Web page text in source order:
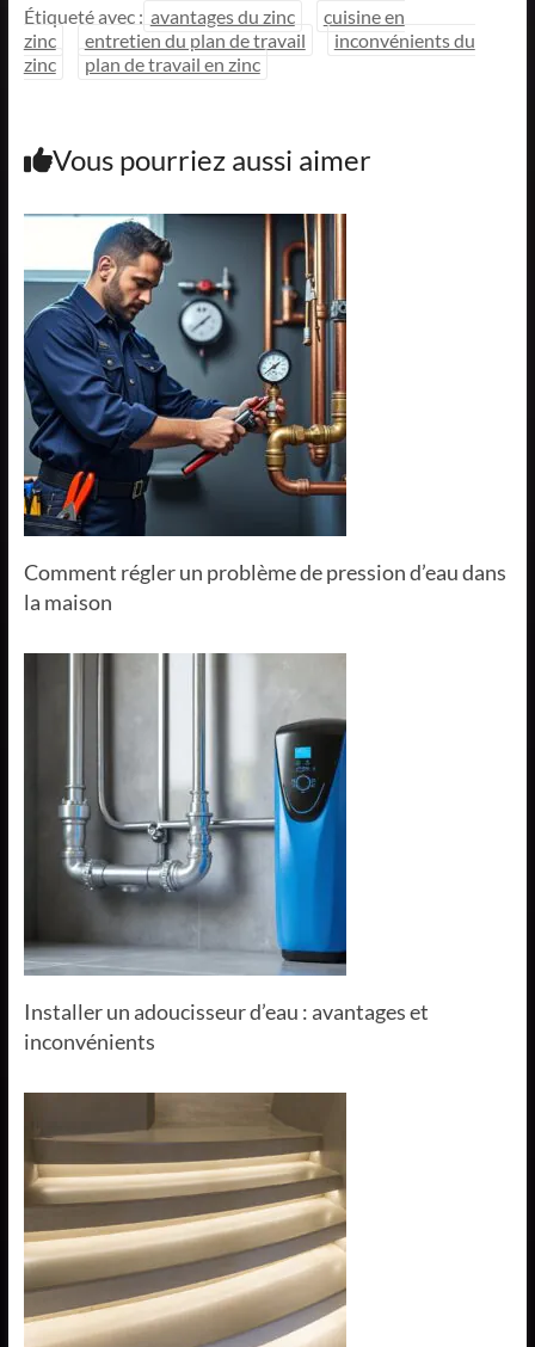
Étiqueté avec : avantages du zinc
cuisine en
zinc
entretien du plan de travail
inconvénients du
zinc
plan de travail en zinc
Vous pourriez aussi aimer
Comment régler un problème de pression d’eau dans
la maison
Installer un adoucisseur d’eau : avantages et
inconvénients